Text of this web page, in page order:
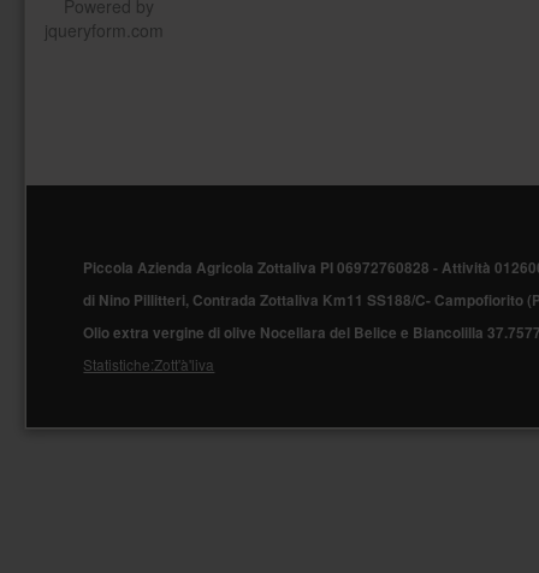
pagina
Piccola Azienda Agricola Zottaliva PI 06972760828 -Attività
di Nino Pillitteri, Contrada Zottaliva Km11 SS188/C- Campofiorito
Olio extra vergine di olive Nocellara del Belice e Biancolilla
Statistiche:Zott'à'liva